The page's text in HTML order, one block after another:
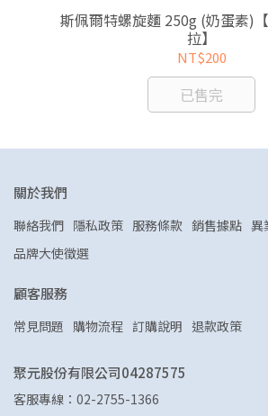
斯佩爾特螺旋麵 250g (奶蛋素)
拉】
NT$200
已售完
關於我們
聯絡我們 隱私政策 服務條款 銷售據點 異
品牌大使徵選
顧客服務
常見問題 購物流程 訂購說明 退款政策
聚元股份有限公司04287575
客服專線：02-2755-1366